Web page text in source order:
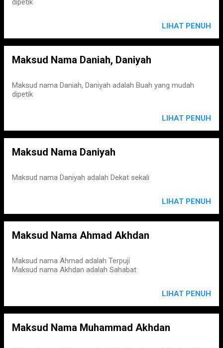
dipetik
LIHAT PENUH
Maksud Nama Daniah, Daniyah
Maksud nama Daniah, Daniyah adalah Buah yang mudah
dipetik
LIHAT PENUH
Maksud Nama Daniyah
Maksud nama Daniyah adalah Dekat sekali
LIHAT PENUH
Maksud Nama Ahmad Akhdan
Maksud nama Ahmad adalah Terpuji
Maksud nama Akhdan adalah Sahabat
LIHAT PENUH
Maksud Nama Muhammad Akhdan